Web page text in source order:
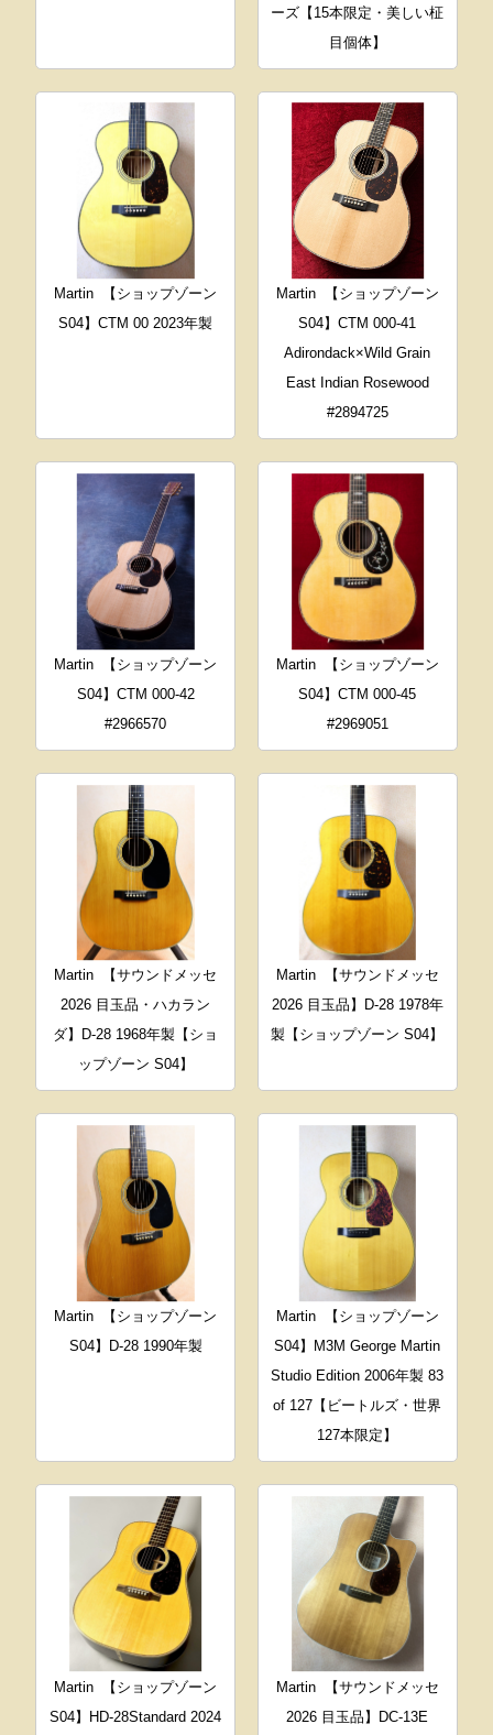
ーズ【15本限定・美しい柾
目個体】
Martin
【ショップゾーン
S04】CTM 00 2023年製
Martin
【ショップゾーン
S04】CTM 000-41
Adirondack×Wild Grain
East Indian Rosewood
#2894725
Martin
【ショップゾーン
S04】CTM 000-42
#2966570
Martin
【ショップゾーン
S04】CTM 000-45
#2969051
Martin
【サウンドメッセ
2026 目玉品・ハカラン
ダ】D-28 1968年製【ショ
ップゾーン S04】
Martin
【サウンドメッセ
2026 目玉品】D-28 1978年
製【ショップゾーン S04】
Martin
【ショップゾーン
S04】D-28 1990年製
Martin
【ショップゾーン
S04】M3M George Martin
Studio Edition 2006年製 83
of 127【ビートルズ・世界
127本限定】
Martin
【ショップゾーン
S04】HD-28Standard 2024
Martin
【サウンドメッセ
2026 目玉品】DC-13E